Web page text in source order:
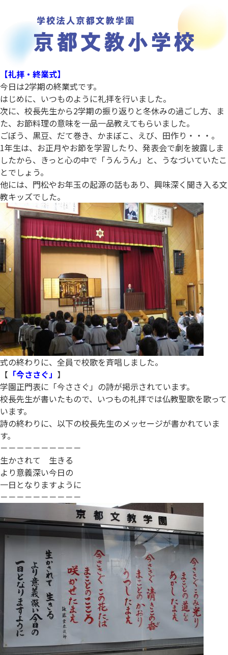
【礼拝・終業式】
今日は2学期の終業式です。
はじめに、いつものように礼拝を行いました。
次に、校長先生から2学期の振り返りと冬休みの過ごし方、ま
た、お節料理の意味を一品一品教えてもらいました。
ごぼう、黒豆、だて巻き、かまぼこ、えび、田作り・・・。
1年生は、お正月やお節を学習したり、発表会で劇を披露しま
したから、きっと心の中で「うんうん」と、うなづいていたこ
とでしょう。
他には、門松やお年玉の起源の話もあり、興味深く聞き入る文
教キッズでした。
式の終わりに、全員で校歌を斉唱しました。
【 「今ささぐ」 】
学園正門表に「今ささぐ」の詩が掲示されています。
校長先生が書いたもので、いつもの礼拝では仏教聖歌を歌って
います。
詩の終わりに、以下の校長先生のメッセージが書かれていま
す。
－－－－－－－－－－
生かされて 生きる
より意義深い今日の
一日となりますように
－－－－－－－－－－